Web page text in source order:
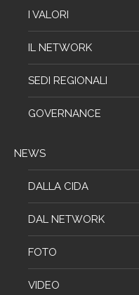
I VALORI
IL NETWORK
SEDI REGIONALI
GOVERNANCE
NEWS
DALLA CIDA
DAL NETWORK
FOTO
VIDEO